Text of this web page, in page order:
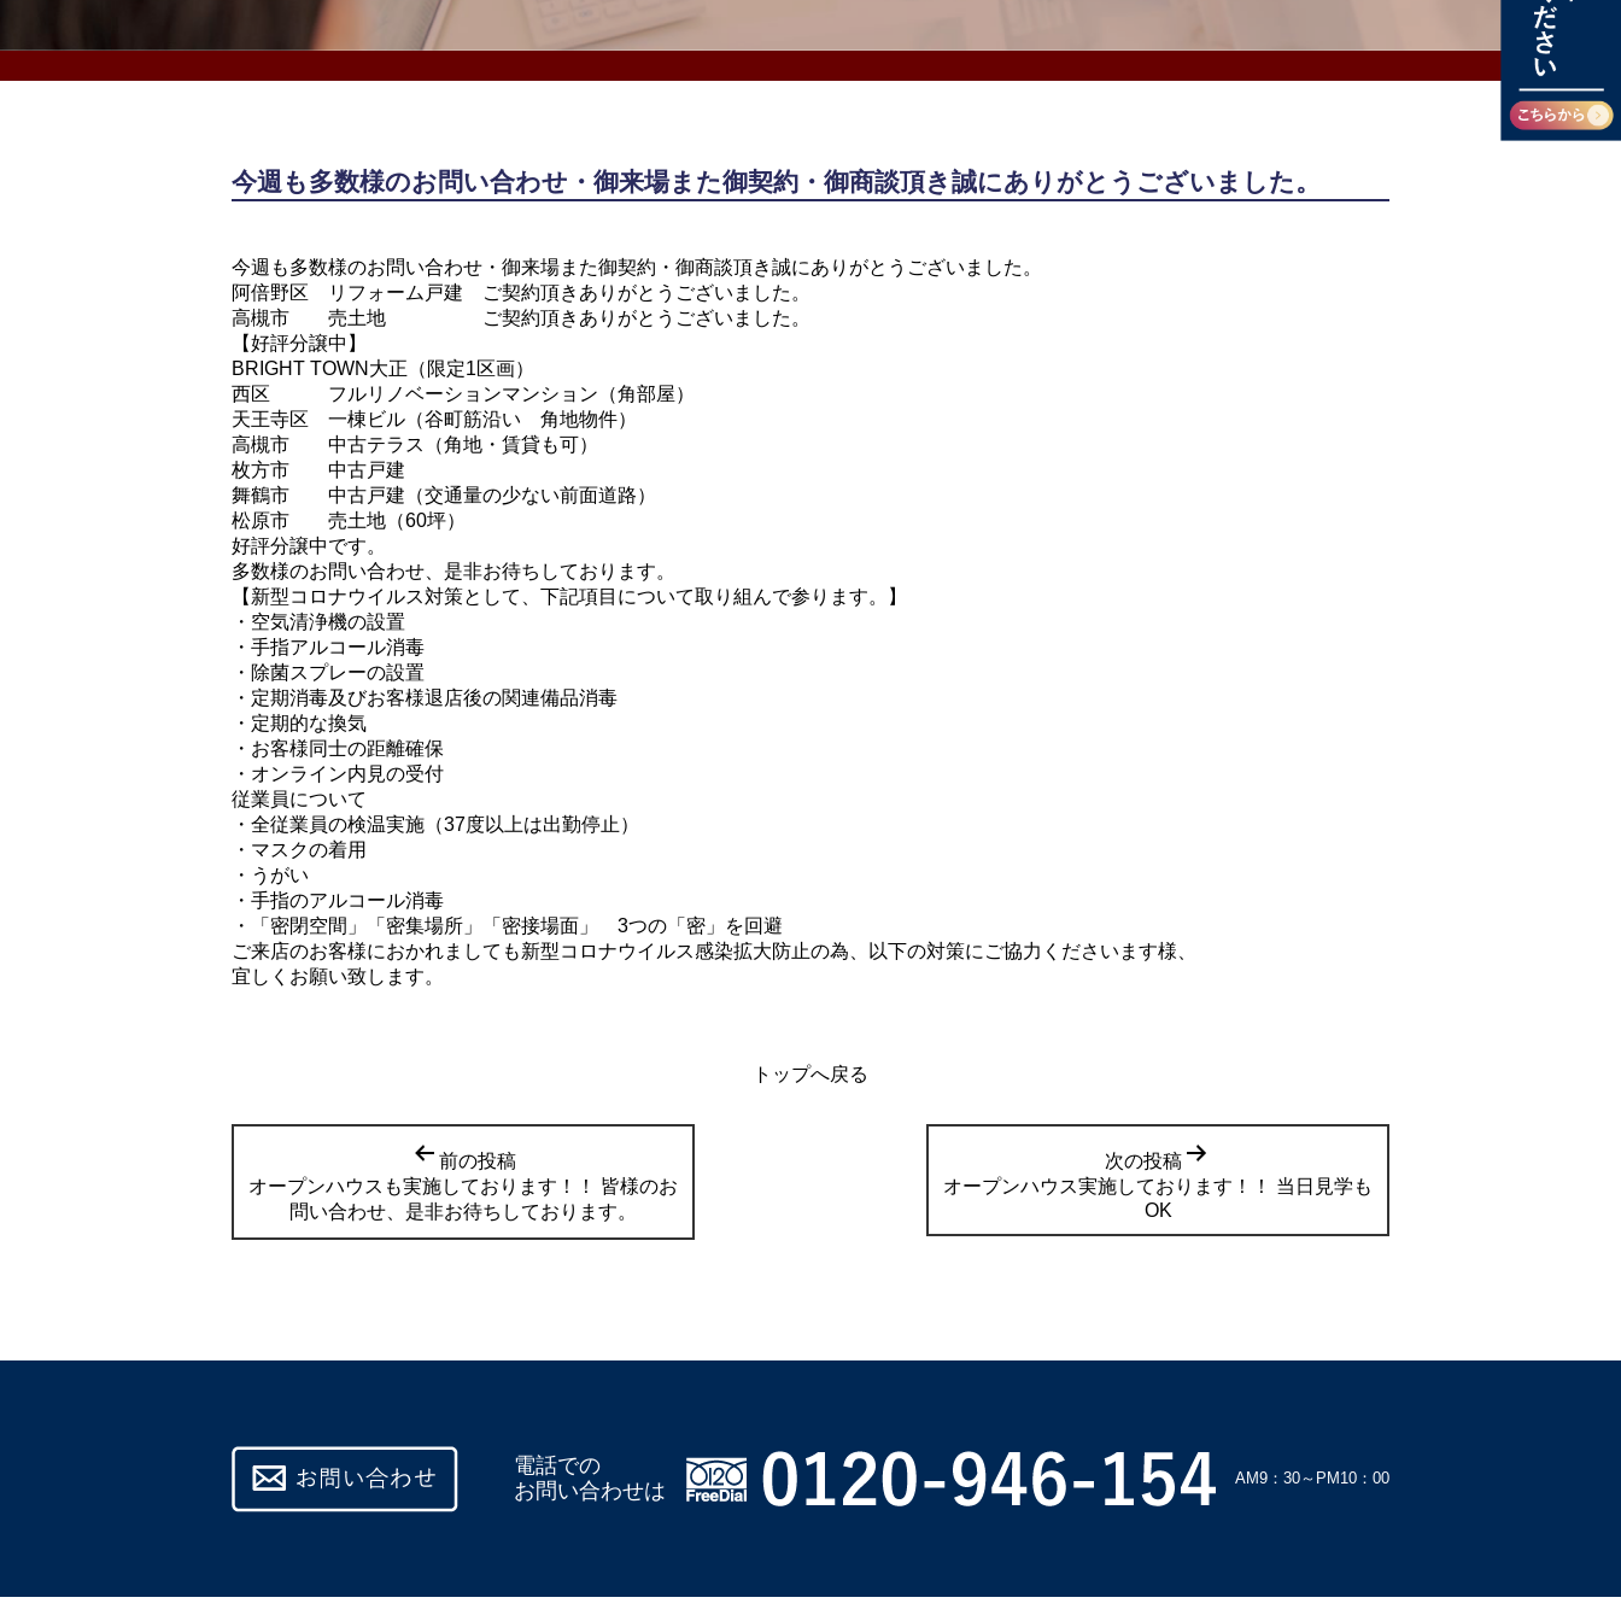
今週も多数様のお問い合わせ・御来場また御契約・御商談頂き誠にありがとうございました。
今週も多数様のお問い合わせ・御来場また御契約・御商談頂き誠にありがとうございました。
阿倍野区 リフォーム戸建 ご契約頂きありがとうございました。
高槻市 売土地 ご契約頂きありがとうございました。
【好評分譲中】
BRIGHT TOWN大正（限定1区画）
西区 フルリノベーションマンション（角部屋）
天王寺区 一棟ビル（谷町筋沿い 角地物件）
高槻市 中古テラス（角地・賃貸も可）
枚方市 中古戸建
舞鶴市 中古戸建（交通量の少ない前面道路）
松原市 売土地（60坪）
好評分譲中です。
多数様のお問い合わせ、是非お待ちしております。
【新型コロナウイルス対策として、下記項目について取り組んで参ります。】
・空気清浄機の設置
・手指アルコール消毒
・除菌スプレーの設置
・定期消毒及びお客様退店後の関連備品消毒
・定期的な換気
・お客様同士の距離確保
・オンライン内見の受付
従業員について
・全従業員の検温実施（37度以上は出勤停止）
・マスクの着用
・うがい
・手指のアルコール消毒
・「密閉空間」「密集場所」「密接場面」 3つの「密」を回避
ご来店のお客様におかれましても新型コロナウイルス感染拡大防止の為、以下の対策にご協力くださいます様、
宜しくお願い致します。
トップへ戻る
前の投稿
オープンハウスも実施しております！！ 皆様のお
問い合わせ、是非お待ちしております。
次の投稿
オープンハウス実施しております！！ 当日見学も
OK
電話での
お問い合わせは
AM9：30～PM10：00